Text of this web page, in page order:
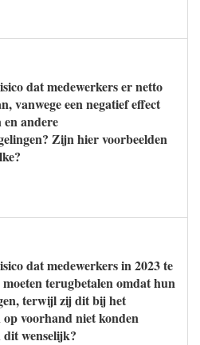
dat medewerkers er netto
vanwege een negatief effect
en andere
Zijn hier voorbeelden
dat medewerkers in 2023 te
moeten terugbetalen omdat hun
terwijl zij dit bij het
op voorhand niet konden
wenselijk?